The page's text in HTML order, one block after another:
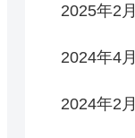
2025年2月
2024年4月
2024年2月